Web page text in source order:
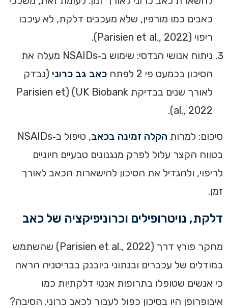
כאבים כמו מורפין, שלא מעכבים דלקת, לא עיכבו
ריפוי (Parisien et al., 2022).
ניתוח אנושי הנדסי: שימוש ב‑NSAIDs מעלה את
הסיכון בכמעט פי 2 לפתח
כאב גב כרוני (נבדק
לאורך שנים בבדיקת UK Biobank) (Parisien et
al., 2022).
סיכום: למרות הקלה זמינה בכאב
, טיפול ב‑NSAIDs
בטווח הקצר עלול לפרק מנגנונים טבעיים חיוניים
לריפוי, ולהגדיל את הסיכון להישארות הכאב לאורך
זמן.
דלקת, נויטרופילים וכרוניפיקציה של כאב
מחקר פורץ דרך (2022 ,.Parisien et al) שהשתמש
במודלים של עכברים ובנתוני ביובנק בבריטניה הראה
כי אנשים שטופלו בתרופות אנטי דלקתיות כמו
איבופרופן היו בסיכון כפול לעבור לכאב כרוני. הסיבה?